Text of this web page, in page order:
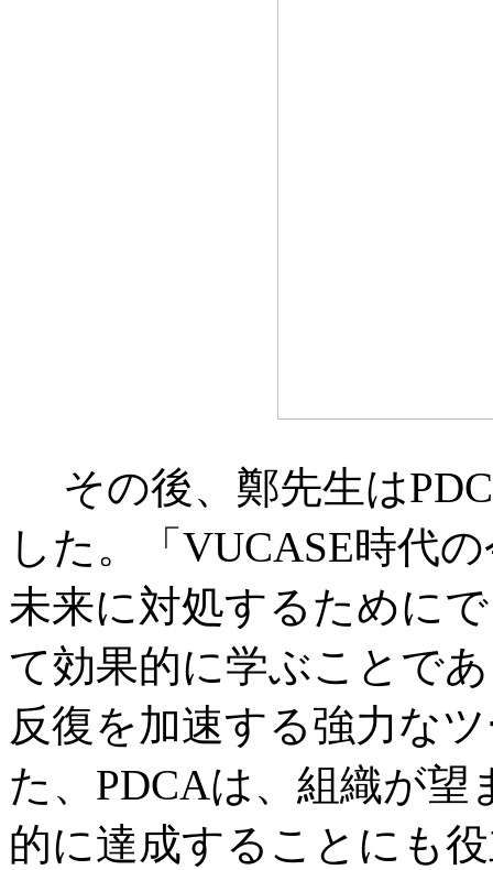
その後、鄭先生は
した。「VUCASE時代
未来に対処するために
て効果的に学ぶことで
反復を加速する強力な
た、PDCAは、組織が
的に達成することにも